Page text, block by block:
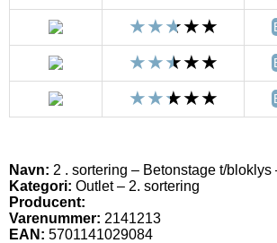
Navn: 2 . sortering – Betonstage t/
Kategori: Outlet – 2. sortering
Producent:
Varenummer: 2141213
EAN: 5701141029084